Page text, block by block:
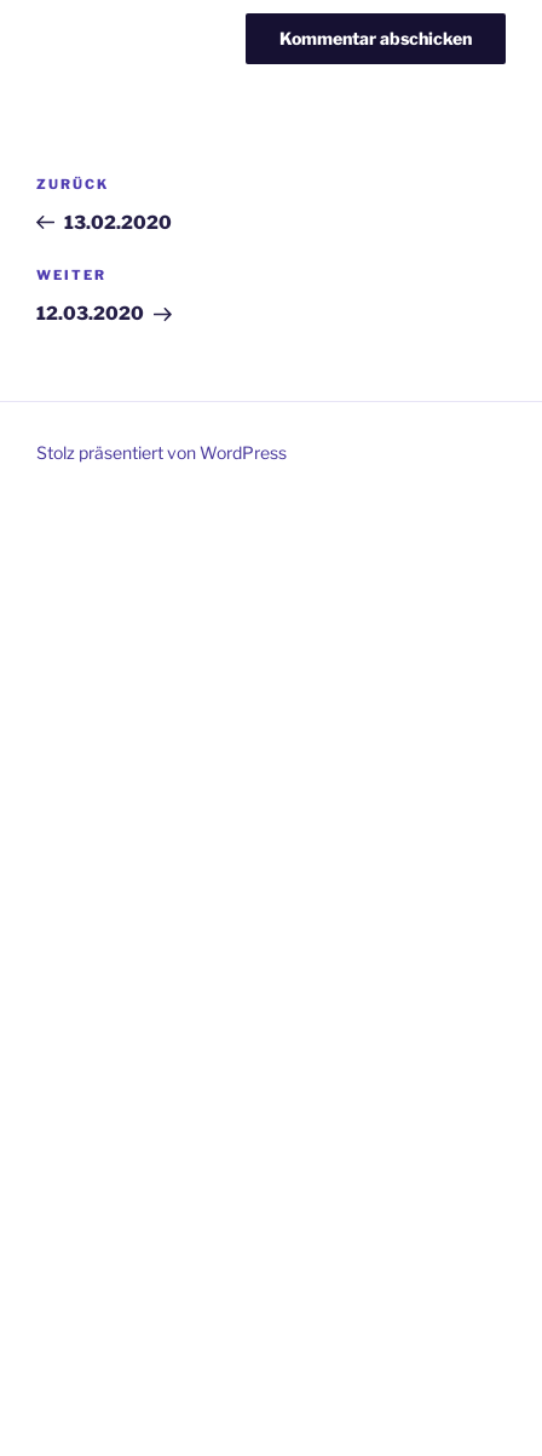
Beitragsnavigation
Vorheriger
Beitrag
ZURÜCK
13.02.2020
Nächster
Beitrag
WEITER
12.03.2020
Stolz präsentiert von WordPress